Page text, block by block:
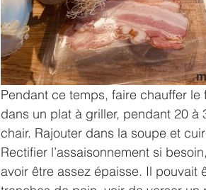
Pendant ce temps, faire chauffer
dans un plat à griller, pendant 20 à
chair. Rajouter dans la soupe et
Rectifier l’assaisonnement si
avoir être assez épaisse. Il pouvait